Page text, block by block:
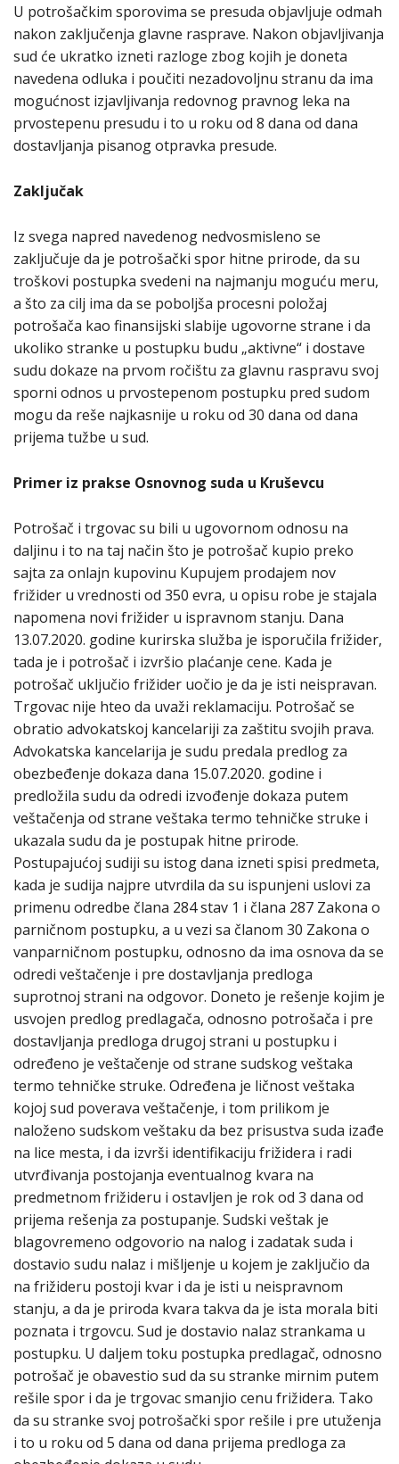
U potrošačkim sporovima se presuda objavljuje odmah
nakon zaključenja glavne rasprave. Nakon objavljivanja
sud će ukratko izneti razloge zbog kojih je doneta
navedena odluka i poučiti nezadovoljnu stranu da ima
mogućnost izjavljivanja redovnog pravnog leka na
prvostepenu presudu i to u roku od 8 dana od dana
dostavljanja pisanog otpravka presude.
Zaključak
Iz svega napred navedenog nedvosmisleno se
zaključuje da je potrošački spor hitne prirode, da su
troškovi postupka svedeni na najmanju moguću meru,
a što za cilj ima da se poboljša procesni položaj
potrošača kao finansijski slabije ugovorne strane i da
ukoliko stranke u postupku budu „aktivne“ i dostave
sudu dokaze na prvom ročištu za glavnu raspravu svoj
sporni odnos u prvostepenom postupku pred sudom
mogu da reše najkasnije u roku od 30 dana od dana
prijema tužbe u sud.
Primer iz prakse Osnovnog suda u Кruševcu
Potrošač i trgovac su bili u ugovornom odnosu na
daljinu i to na taj način što je potrošač kupio preko
sajta za onlajn kupovinu Кupujem prodajem nov
frižider u vrednosti od 350 evra, u opisu robe je stajala
napomena novi frižider u ispravnom stanju. Dana
13.07.2020. godine kurirska služba je isporučila frižider,
tada je i potrošač i izvršio plaćanje cene. Кada je
potrošač uključio frižider uočio je da je isti neispravan.
Trgovac nije hteo da uvaži reklamaciju. Potrošač se
obratio advokatskoj kancelariji za zaštitu svojih prava.
Advokatska kancelarija je sudu predala predlog za
obezbeđenje dokaza dana 15.07.2020. godine i
predložila sudu da odredi izvođenje dokaza putem
veštačenja od strane veštaka termo tehničke struke i
ukazala sudu da je postupak hitne prirode.
Postupajućoj sudiji su istog dana izneti spisi predmeta,
kada je sudija najpre utvrdila da su ispunjeni uslovi za
primenu odredbe člana 284 stav 1 i člana 287 Zakona o
parničnom postupku, a u vezi sa članom 30 Zakona o
vanparničnom postupku, odnosno da ima osnova da se
odredi veštačenje i pre dostavljanja predloga
suprotnoj strani na odgovor. Doneto je rešenje kojim je
usvojen predlog predlagača, odnosno potrošača i pre
dostavljanja predloga drugoj strani u postupku i
određeno je veštačenje od strane sudskog veštaka
termo tehničke struke. Određena je ličnost veštaka
kojoj sud poverava veštačenje, i tom prilikom je
naloženo sudskom veštaku da bez prisustva suda izađe
na lice mesta, i da izvrši identifikaciju frižidera i radi
utvrđivanja postojanja eventualnog kvara na
predmetnom frižideru i ostavljen je rok od 3 dana od
prijema rešenja za postupanje. Sudski veštak je
blagovremeno odgovorio na nalog i zadatak suda i
dostavio sudu nalaz i mišljenje u kojem je zaključio da
na frižideru postoji kvar i da je isti u neispravnom
stanju, a da je priroda kvara takva da je ista morala biti
poznata i trgovcu. Sud je dostavio nalaz strankama u
postupku. U daljem toku postupka predlagač, odnosno
potrošač je obavestio sud da su stranke mirnim putem
rešile spor i da je trgovac smanjio cenu frižidera. Tako
da su stranke svoj potrošački spor rešile i pre utuženja
i to u roku od 5 dana od dana prijema predloga za